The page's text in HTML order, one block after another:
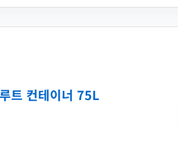
트 컨테이너 75L